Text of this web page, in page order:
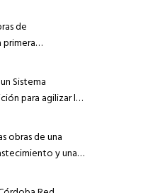
de
para
agua de
Sistema
para agilizar la
sus redes e
obras de una
y una
en Ingeniero